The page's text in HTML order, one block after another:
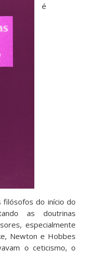
é
filósofos do início do
as doutrinas
especialmente
Newton e Hobbes
o ceticismo, o